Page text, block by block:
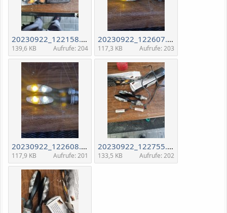
20230922_122158.jpg
139,6 KB Aufrufe: 204
20230922_122607.jpg
117,3 KB Aufrufe: 203
20230922_122608.jpg
117,9 KB Aufrufe: 201
20230922_122755.jpg
133,5 KB Aufrufe: 202